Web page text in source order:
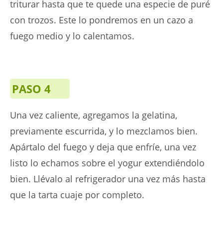
triturar hasta que te quede una especie de puré
con trozos. Este lo pondremos en un cazo a
fuego medio y lo calentamos.
PASO 4
Una vez caliente, agregamos la gelatina,
previamente escurrida, y lo mezclamos bien.
Apártalo del fuego y deja que enfríe, una vez
listo lo echamos sobre el yogur extendiéndolo
bien. Llévalo al refrigerador una vez más hasta
que la tarta cuaje por completo.